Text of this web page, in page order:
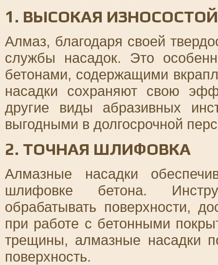
1. ВЫСОКАЯ
Алмаз, благодаря своей
службы насадок. Это
бетонами, содержащими
насадки сохраняют свою
другие виды абразивных
выгодными в долгосрочной
2. ТОЧНАЯ ШЛИФОВКА
Алмазные насадки
шлифовке бетона.
обрабатывать поверхности,
при работе с бетонными
трещины, алмазные насадки
поверхность.